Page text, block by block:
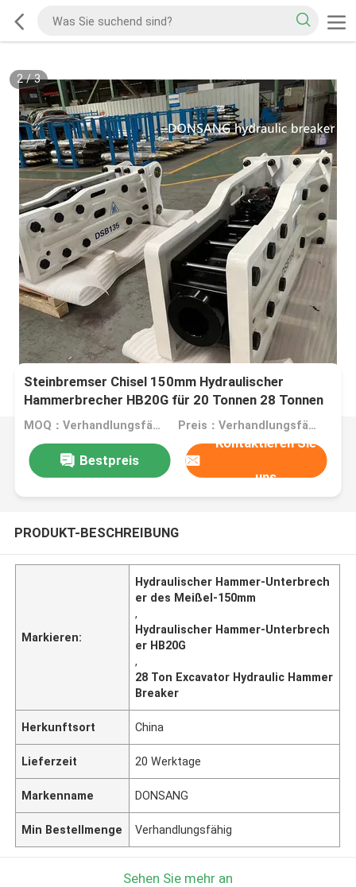
2/3
Steinbremser Chisel 150mm Hydraulischer
Hammerbrecher HB20G für 20 Tonnen 28 Tonnen
Bagger Top Typ
MOQ：Verhandlungsfähig Preis：Verhandlungsfähig
Bestpreis
Kontaktieren Sie
uns
PRODUKT-BESCHREIBUNG
Markieren:
Hydraulischer Hammer-Unterbrech
er des Meißel-150mm
,
Hydraulischer Hammer-Unterbrech
er HB20G
,
28 Ton Excavator Hydraulic Hammer
Breaker
Herkunftsort China
Lieferzeit 20 Werktage
Markenname DONSANG
Min Bestellmenge Verhandlungsfähig
Sehen Sie mehr an